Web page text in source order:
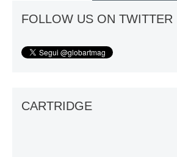
FOLLOW US ON TWITTER
CARTRIDGE